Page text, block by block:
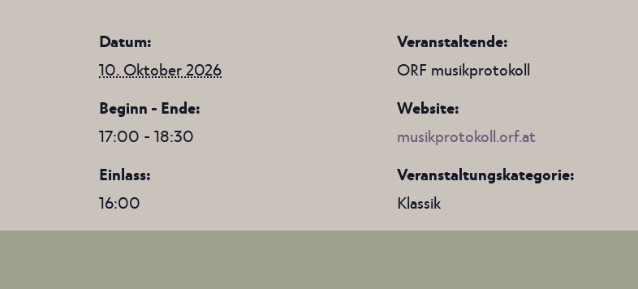
Datum:
10. Oktober 2026
Beginn - Ende:
17:00 - 18:30
Einlass:
16:00
Veranstaltende:
ORF musikprotokoll
Website:
musikprotokoll.orf.at
Veranstaltungskategorie:
Klassik